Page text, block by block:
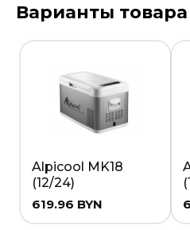
Варианты товара
Alpicool MK18
(12/24)
619.96 BYN